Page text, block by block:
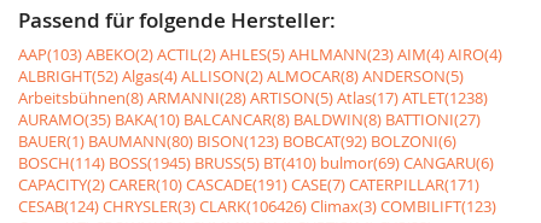
Passend für folgende Hersteller:
AAP(103)ABEKO(2)ACTIL(2)AHLES(5)AHLMANN(23)AIM(4)AIRO(4)
ALBRIGHT(52)Algas(4)ALLISON(2)ALMOCAR(8)ANDERSON(5)
Arbeitsbühnen(8)ARMANNI(28)ARTISON(5)Atlas(17)ATLET(1238)
AURAMO(35) BAKA(10) BALCANCAR(8) BALDWIN(8) BATTIONI(27)
BAUER(1) BAUMANN(80) BISON(123) BOBCAT(92) BOLZONI(6)
BOSCH(114) BOSS(1945) BRUSS(5) BT(410) bulmor(69)CANGARU(6)
CAPACITY(2)CARER(10)CASCADE(191)CASE(7)CATERPILLAR(171)
CESAB(124)CHRYSLER(3)CLARK(106426)Climax(3)COMBILIFT(123)